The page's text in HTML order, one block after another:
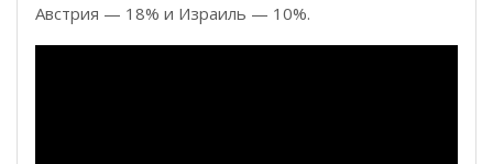
Австрия — 18% и Израиль — 10%.